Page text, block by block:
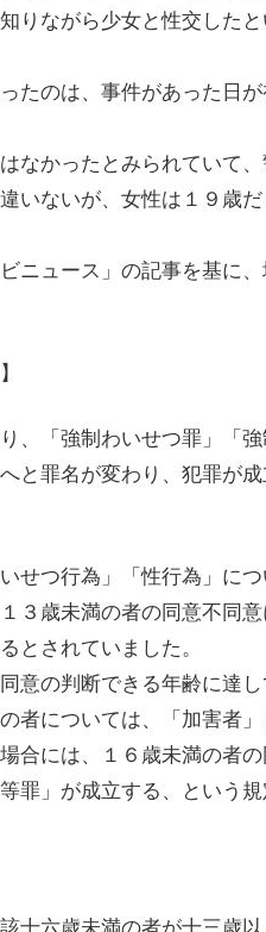
りながら少女と性交した
たのは、事件があった日
なかったとみられていて
いないが、女性は１９歳
ニュース」の記事を基に
「強制わいせつ罪」「強
と罪名が変わり、犯罪が
せつ行為」「性行為」に
歳未満の者の同意不同意
とされていました。
意の判断できる年齢に達
者については、「加害者
合には、１６歳未満の者
罪」が成立する、という
十六歳未満の者が十三歳